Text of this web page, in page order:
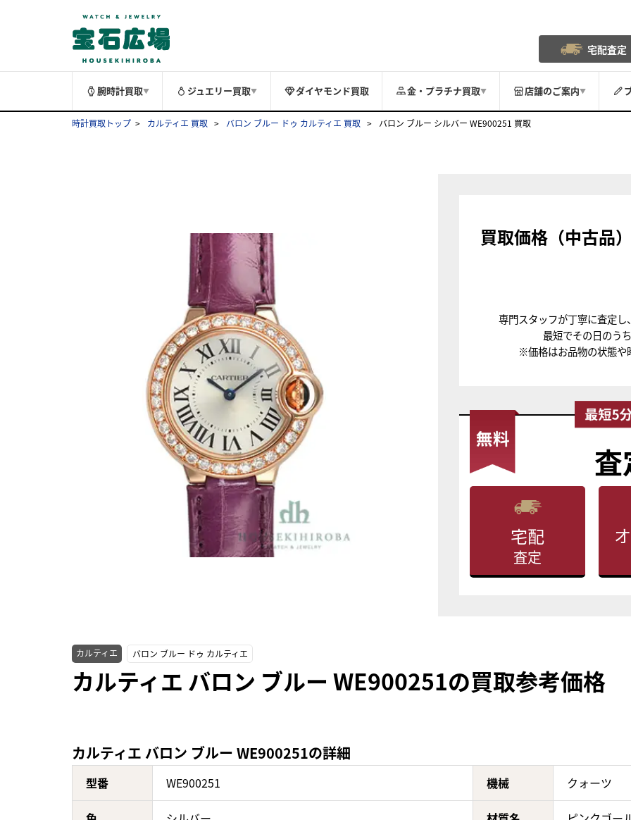
宅配査定
腕時計買取▼ ジュエリー買取▼ ダイヤモンド買取 金・プラチナ買取▼ 店舗のご案内▼
時計買取トップ カルティエ 買取 バロン ブルー ドゥ カルティエ 買取 バロン ブルー シルバー WE900251 買取
買取価格（中古品
専門スタッフが丁寧に査定し
最短でその日のう
※価格はお品物の状態や
査
宅配
査定
カルティエ バロン ブルー ドゥ カルティエ
カルティエ バロン ブルー WE900251の買取参考価格
カルティエ バロン ブルー WE900251の詳細
型番 WE900251 機械 クォーツ